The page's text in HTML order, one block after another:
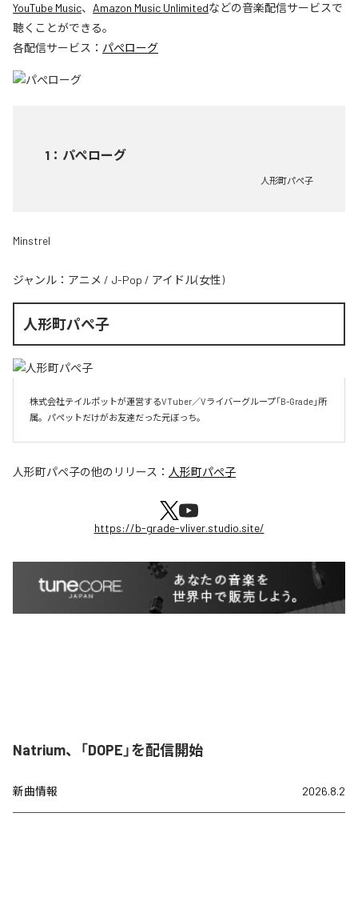
YouTube Music、 Amazon Music Unlimitedなどの音楽配信サービスで
聴くことができる。
各配信サービス： パぺローグ
1 ： パぺローグ
人形町パぺ子
Minstrel
ジャンル： アニメ / J-Pop / アイドル(女性)
人形町パぺ子
株式会社テイルポットが運営するVTuber／Vライバーグループ「B-Grade」所
属。パペットだけがお友達だった元ぼっち。
人形町パぺ子の他のリリース： 人形町パぺ子
https://b-grade-vliver.studio.site/
Natrium、「DOPE」を配信開始
新曲情報 2026.8.2